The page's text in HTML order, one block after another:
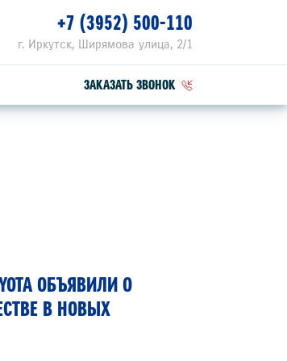
г. Иркутск, Ширямова улица, 2/1
+7 (3952) 500-110
ЗАКАЗАТЬ ЗВОНОК
ОБЪЯВИЛИ О
В НОВЫХ